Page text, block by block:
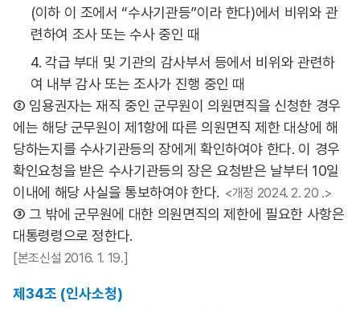
(이하 이 조에서 “수사기관등”이라 한다)에서 비위와 관
련하여 조사 또는 수사 중인 때
4. 각급 부대 및 기관의 감사부서 등에서 비위와 관련하
여 내부 감사 또는 조사가 진행 중인 때
② 임용권자는 재직 중인 군무원이 의원면직을 신청한 경우
에는 해당 군무원이 제1항에 따른 의원면직 제한 대상에 해
당하는지를 수사기관등의 장에게 확인하여야 한다. 이 경우
확인요청을 받은 수사기관등의 장은 요청받은 날부터 10일
이내에 해당 사실을 통보하여야 한다. <개정 2024. 2. 20 .>
③ 그 밖에 군무원에 대한 의원면직의 제한에 필요한 사항은
대통령령으로 정한다.
[본조신설 2016. 1. 19.]
제34조 (인사소청)